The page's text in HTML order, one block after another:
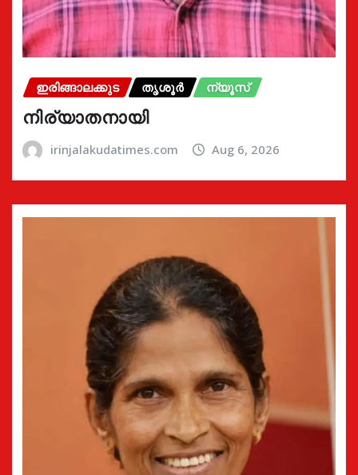
ഇരിങ്ങാലക്കുട തൃശൂർ ന്യൂസ്
നിര്യാതനായി
irinjalakudatimes.com Aug 6, 2026